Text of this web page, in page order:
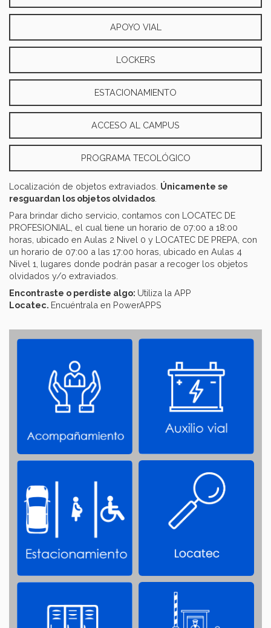
APOYO VIAL
LOCKERS
ESTACIONAMIENTO
ACCESO AL CAMPUS
PROGRAMA TECOLÓGICO
Localización de objetos extraviados. Únicamente se
resguardan los objetos olvidados
Para brindar dicho servicio, contamos con LOCATEC DE
PROFESIONIAL, el cual tiene un horario de 07:00 a 18:00
horas, ubicado en Aulas 2 Nivel 0 y LOCATEC DE PREPA, con
un horario de 07:00 a las 17:00 horas, ubicado en Aulas 4
Nivel 1, lugares donde podrán pasar a recoger los objetos
olvidados y/o extraviados.
Encontraste o perdiste algo: Utiliza la APP
Locatec. Encuéntrala en PowerAPPS